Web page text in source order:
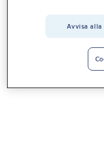
Avvisa alla